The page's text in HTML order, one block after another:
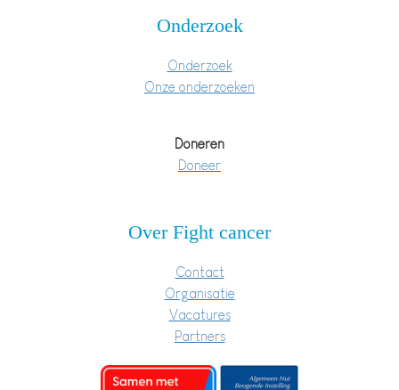
Onderzoek
Onderzoek
Onze onderzoeken
Doneren
Doneer
Over Fight cancer
Contact
Organisatie
Vacatures
Partners